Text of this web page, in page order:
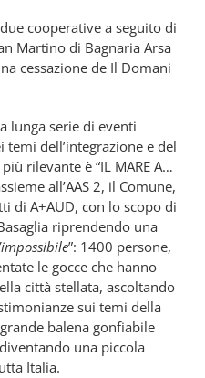
cooperative a seguito di
Martino di Bagnaria Arsa
cessazione de Il Domani
lunga serie di eventi
dell’integrazione e del
rilevante è “IL MARE A…
all’AAS 2, il Comune,
di A+AUD, con lo scopo di
riprendendo una
”: 1400 persone,
le gocce che hanno
città stellata, ascoltando
sui temi della
balena gonfiabile
una piccola
Italia.